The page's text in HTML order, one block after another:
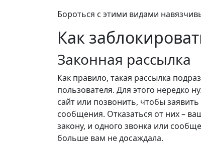
Бороться с этими видами
Как
Законная рассылка
Как правило, такая рассылка
пользователя. Для этого нередко
сайт или позвонить, чтобы
сообщения. Отказаться от них –
закону, и одного звонка или
больше вам не досаждала.